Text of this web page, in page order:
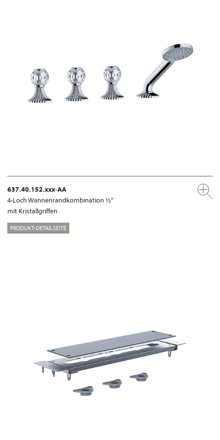
637.40.152.xxx-AA
4-Loch Wannenrandkombination ½“
mit Kristallgriffen
PRODUKT-DETAILSEITE